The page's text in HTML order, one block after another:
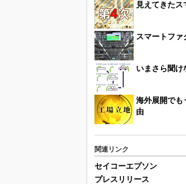
見えてきたス
スマートファ
いまさら聞け
海外展開でも
由
関連リンク
セイコーエプソン
プレスリリース